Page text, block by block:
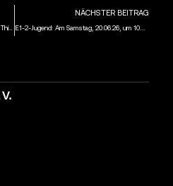
D3-Jugend MM: TSV Meitingen 3 – (SG) Thierhaupten 2 0:1 (0:0)
NÄCHSTER BEITRAG